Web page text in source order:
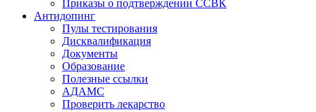
Приказы о подтверждении ССВК
Антидопинг
Пулы тестирования
Дисквалификация
Документы
Образование
Полезные ссылки
АДАМС
Проверить лекарство